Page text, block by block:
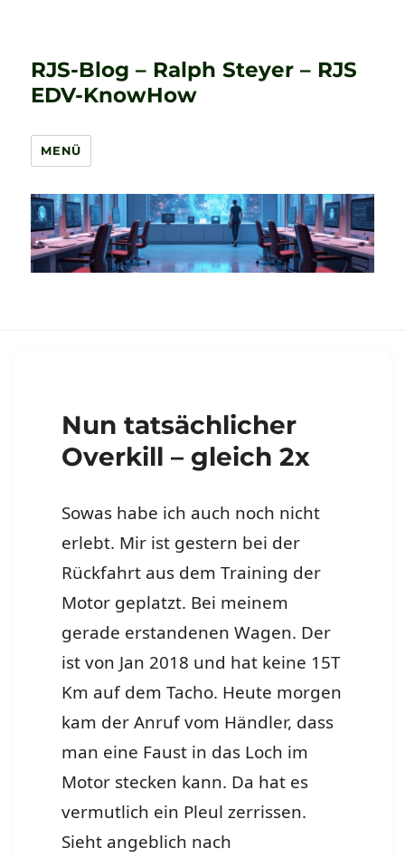
RJS-Blog – Ralph Steyer – RJS
EDV-KnowHow
MENÜ
Nun tatsächlicher
Overkill – gleich 2x
Sowas habe ich auch noch nicht
erlebt. Mir ist gestern bei der
Rückfahrt aus dem Training der
Motor geplatzt. Bei meinem
gerade erstandenen Wagen. Der
ist von Jan 2018 und hat keine 15T
Km auf dem Tacho. Heute morgen
kam der Anruf vom Händler, dass
man eine Faust in das Loch im
Motor stecken kann. Da hat es
vermutlich ein Pleul zerrissen.
Sieht angeblich nach